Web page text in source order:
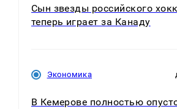
Сын звезды российского
теперь играет за Канаду
Экономика
В Кемерове полностью